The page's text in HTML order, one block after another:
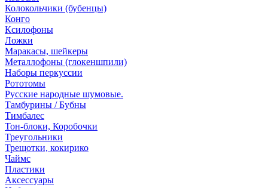
Колокольчики (бубенцы)
Конго
Ксилофоны
Ложки
Маракасы, шейкеры
Металлофоны (глокеншпили)
Наборы перкуссии
Рототомы
Русские народные шумовые.
Тамбурины / Бубны
Тимбалес
Тон-блоки, Коробочки
Треугольники
Трещотки, кокирико
Чаймс
Пластики
Аксессуары